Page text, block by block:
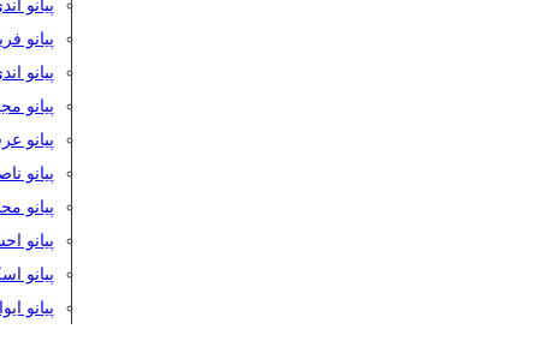
پیانو
پیانو
پیانو
پیانو
پیانو
پیانو
پیانو
پیانو
پیانو
پیانو